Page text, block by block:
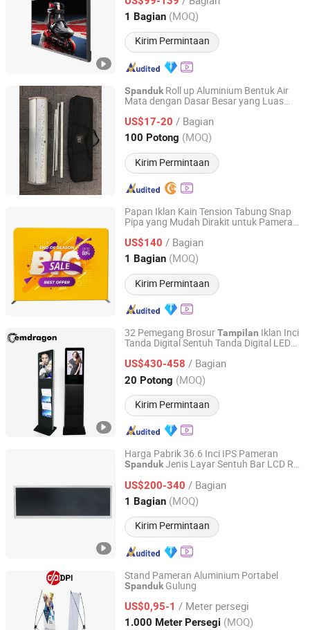
1 Bagian (MOQ)
Kirim Permintaan
Guangdong, China Harga mulai 2022
SpandukRoll up Aluminium Bentuk Air
Mata dengan Dasar Besar yang Luas
US$17-20 / Bagian
100 Potong (MOQ)
Kirim Permintaan
Wuxi Flad Ad Material Co., Ltd.
Jiangsu, China Harga mulai 2022
Papan Iklan Kain Tension Tabung Snap
Pipa yang Mudah Dirakit untuk Pameran
US$140 / Bagian
1 Bagian (MOQ)
Kirim Permintaan
Foshan POS Exhibition System Co., Ltd.
Guangdong, China Harga mulai 2024
32 Pemegang BrosurTampilan Iklan Inci
Tanda Digital Sentuh Tanda Digital LED
Ruangan Pemasok
US$430-458 / Bagian
20 Potong (MOQ)
Kirim Permintaan
Shenzhen GemDragon Display Technology Co., Ltd.
Guangdong, China Harga mulai 2017
Harga Pabrik 36.6 Inci IPS Pameran
SpandukJenis Layar Sentuh Bar LCD Rak
US$200-340 / Bagian
1 Bagian (MOQ)
Kirim Permintaan
Harga mulai 2017
Stand Pameran Aluminium Portabel
Spanduk Gulung
US$0,95-1 / Meter persegi
1.000 Meter Persegi (MOQ)
Shanghai Hanker Industrial Co., Ltd.
Shanghai, China Harga mulai 2008